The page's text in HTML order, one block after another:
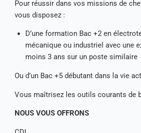
Pour réussir dans vos missions de
vous disposez :
D’une formation Bac +2 en
mécanique ou industriel avec une
moins 3 ans sur un poste similaire
Ou d’un Bac +5 débutant dans la vie
Vous maîtrisez les outils courants de
NOUS VOUS OFFRONS